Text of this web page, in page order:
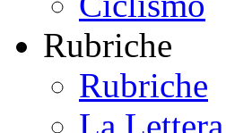
Rubriche
Rubriche
La Lettera